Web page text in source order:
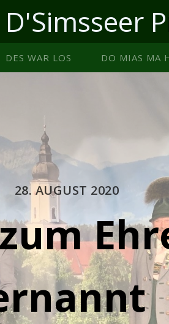
D'Simsseer
DES WAR LOS DO MIAS MA
28. AUGUST 2020